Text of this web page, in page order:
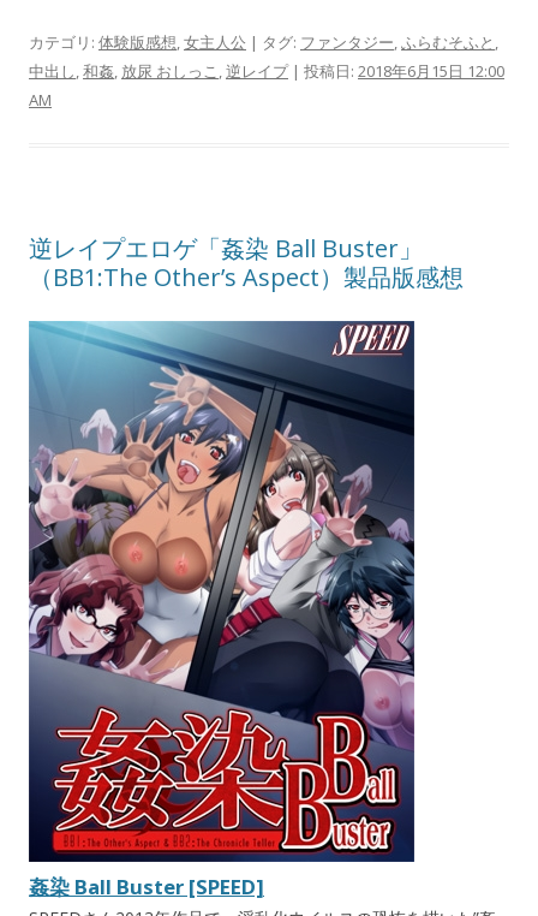
カテゴリ: 体験版感想 女主人公 | タグ: ファンタジー ふらむそふと
中出し 和姦 放尿 おしっこ 逆レイプ| 投稿日: 2018年6月15日 12:00
AM
逆レイプエロゲ「姦染 Ball Buster」
（BB1:The Other’s Aspect）製品版感想
姦染 Ball Buster [SPEED]